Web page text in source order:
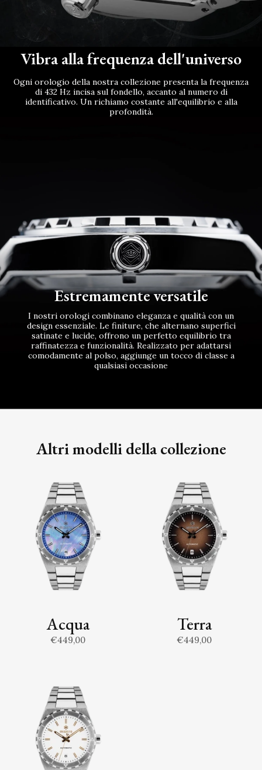
Vibra alla frequenza dell'universo
Ogni orologio della nostra collezione presenta la frequenza
di 432 Hz incisa sul fondello, accanto al numero di
identificativo. Un richiamo costante all'equilibrio e alla
profondità.
Estremamente versatile
I nostri orologi combinano eleganza e qualità con un
design essenziale. Le finiture, che alternano superfici
satinate e lucide, offrono un perfetto equilibrio tra
raffinatezza e funzionalità. Realizzato per adattarsi
comodamente al polso, aggiunge un tocco di classe a
qualsiasi occasione
Altri modelli della collezione
Acqua
€449,00
Terra
€449,00